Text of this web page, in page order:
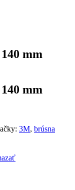
mm
mm
3M, brúsna